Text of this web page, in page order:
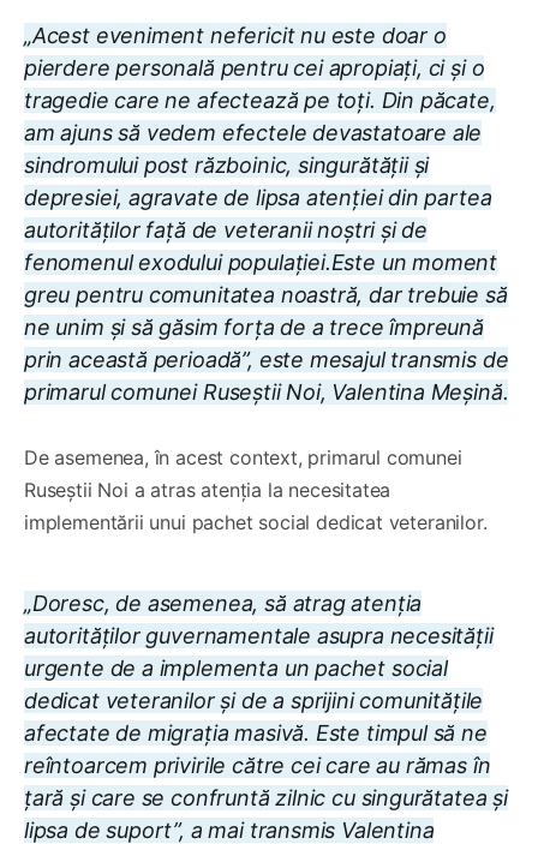
„Acest eveniment nefericit nu este doar o
pierdere personală pentru cei apropiați, ci și o
tragedie care ne afectează pe toți. Din păcate,
am ajuns să vedem efectele devastatoare ale
sindromului post războinic, singurătății și
depresiei, agravate de lipsa atenției din partea
autorităților față de veteranii noștri și de
fenomenul exodului populației.Este un moment
greu pentru comunitatea noastră, dar trebuie să
ne unim și să găsim forța de a trece împreună
prin această perioadă”, este mesajul transmis de
primarul comunei Ruseștii Noi, Valentina Meșină.
De asemenea, în acest context, primarul comunei
Ruseștii Noi a atras atenția la necesitatea
implementării unui pachet social dedicat veteranilor.
„Doresc, de asemenea, să atrag atenția
autorităților guvernamentale asupra necesității
urgente de a implementa un pachet social
dedicat veteranilor și de a sprijini comunitățile
afectate de migrația masivă. Este timpul să ne
reîntoarcem privirile către cei care au rămas în
țară și care se confruntă zilnic cu singurătatea și
lipsa de suport”, a mai transmis Valentina